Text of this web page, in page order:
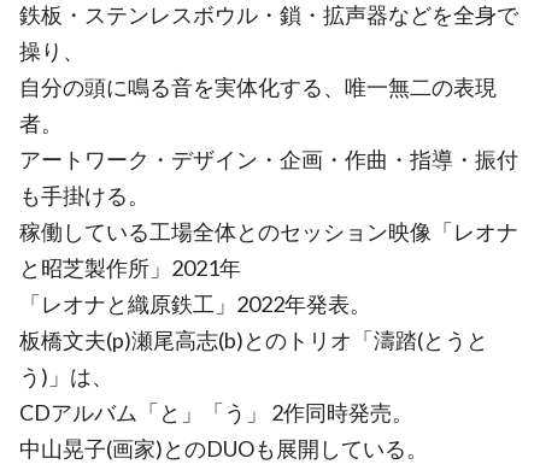
鉄板・ステンレスボウル・鎖・拡声器などを全身で
操り、
自分の頭に鳴る音を実体化する、唯一無二の表現
者。
アートワーク・デザイン・企画・作曲・指導・振付
も手掛ける。
稼働している工場全体とのセッション映像「レオナ
と昭芝製作所」2021年
「レオナと織原鉄工」2022年発表。
板橋文夫(p)瀬尾高志(b)とのトリオ「濤踏(とうと
う)」は、
CDアルバム「と」「う」 2作同時発売。
中山晃子(画家)とのDUOも展開している。